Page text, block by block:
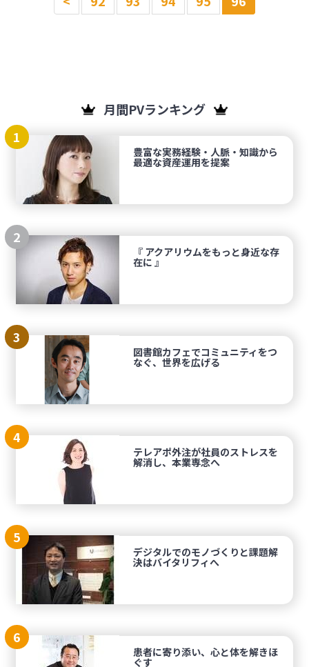
月間PVランキング
1
豊富な実務経験・人脈・知識から
最適な資産運用を提案
2
『 アクアリウムをもっと身近な存
在に 』
3
図書館カフェでコミュニティをつ
なぐ、世界を広げる
4
テレアポ外注が社員のストレスを
解消し、本業専念へ
5
デジタルでのモノづくりと課題解
決はバイタリフィへ
6
患者に寄り添い、心と体を解きほ
ぐす